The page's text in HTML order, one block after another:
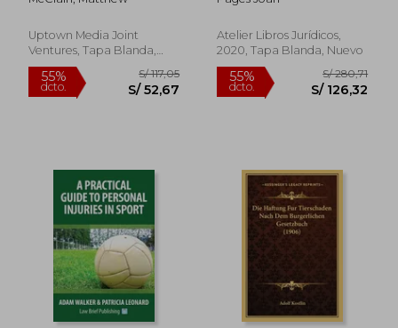
50%
dcto.
S/ 267,61
S/ 133,81
55%
dcto. S/
Uptown Media Joint
Ventures, Tapa Blanda,
Nuevo
Responsabilidad en el
Atelier Libros Jurídicos,
2020, Tapa Blanda, Nuevo